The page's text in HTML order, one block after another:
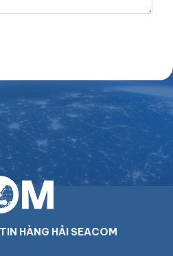
HÀNG HẢI SEACOM